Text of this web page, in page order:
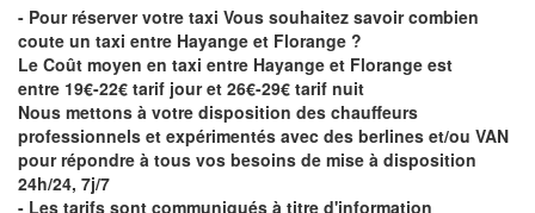
- Pour réserver votre taxi Vous souhaitez savoircombien
coute un taxi entre Hayange et Florange ?
Le Coût moyen en taxi entre Hayange et Florange est
entre 19€-22€ tarif jour et 26€-29€ tarif nuit
Nous mettons à votre disposition des chauffeurs
professionnels et expérimentés avec des berlines et/ou VAN
pour répondre à tous vos besoins de mise à disposition
24h/24, 7j/7
- Les tarifs sont communiqués à titre d'information